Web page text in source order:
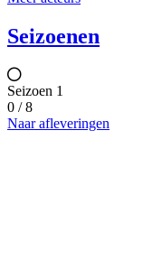
Seizoenen
Seizoen 1
0 / 8
Naar afleveringen